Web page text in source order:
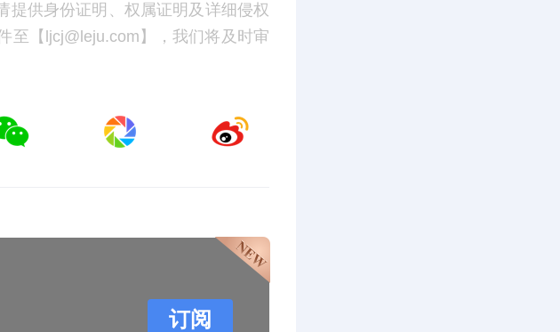
提供身份证明、权属证明及详细侵权
至【ljcj@leju.com】，我们将及时审
订阅